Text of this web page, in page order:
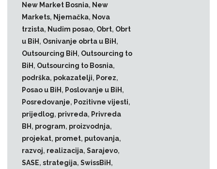
New Market Bosnia, New
Markets, Njemačka, Nova
trzista, Nudim posao, Obrt, Obrt
u BiH , Osnivanje obrta u BiH ,
Outsourcing BiH , Outsourcing to
BiH , Outsourcing to Bosnia,
podrška, pokazatelji, Porez,
Posao u BiH , Poslovanje u BiH ,
Posredovanje, Pozitivne vijesti,
prijedlog, privreda, Privreda
BH , program, proizvodnja,
projekat, promet, putovanja,
razvoj, realizacija, Sarajevo,
SASE, strategija, SwissBiH ,